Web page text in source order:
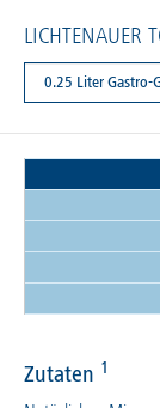
LICHTENAUER
Zutaten 1